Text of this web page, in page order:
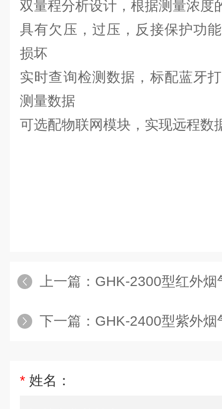
双量程分析设计，根据测量浓度
具有欠压，过压，反接保护功
损坏
实时查询检测数据，标配蓝牙
测量数据
可选配物联网模块，实现远程数
上一篇： GHK-2300型红外烟
下一篇： GHK-2400型紫外烟
* 姓名：